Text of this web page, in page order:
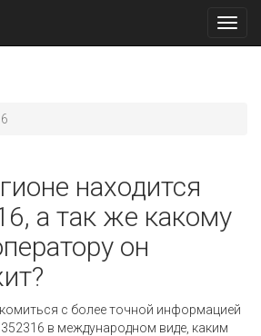
находится
а так же какому
он
с более точной информацией
в международном виде, каким